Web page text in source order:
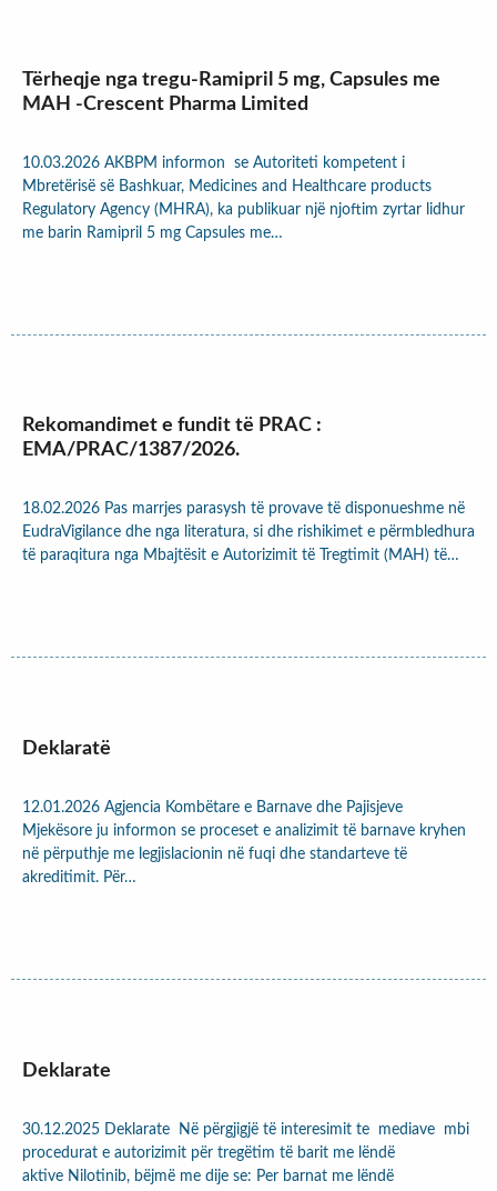
Tërheqje nga tregu-Ramipril 5 mg, Capsules me
MAH -Crescent Pharma Limited
10.03.2026 AKBPM informon se Autoriteti kompetent i
Mbretërisë së Bashkuar, Medicines and Healthcare products
Regulatory Agency (MHRA), ka publikuar një njoftim zyrtar lidhur
me barin Ramipril 5 mg Capsules me…
Rekomandimet e fundit të PRAC :
EMA/PRAC/1387/2026.
18.02.2026 Pas marrjes parasysh të provave të disponueshme në
EudraVigilance dhe nga literatura, si dhe rishikimet e përmbledhura
të paraqitura nga Mbajtësit e Autorizimit të Tregtimit (MAH) të…
Deklaratë
12.01.2026 Agjencia Kombëtare e Barnave dhe Pajisjeve
Mjekësore ju informon se proceset e analizimit të barnave kryhen
në përputhje me legjislacionin në fuqi dhe standarteve të
akreditimit. Për…
Deklarate
30.12.2025 Deklarate Në përgjigjë të interesimit te mediave mbi
procedurat e autorizimit për tregëtim të barit me lëndë
aktive Nilotinib, bëjmë me dije se: Per barnat me lëndë